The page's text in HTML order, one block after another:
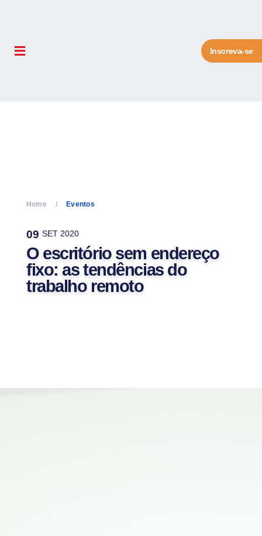
Inscreva-se
Home Eventos
09 SET 2020
O escritório sem endereço
fixo: as tendências do
trabalho remoto